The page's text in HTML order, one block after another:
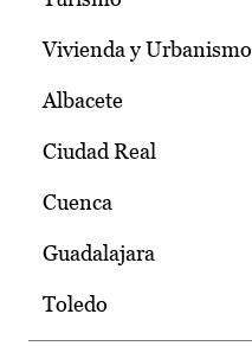
Vivienda y Urbanismo
Albacete
Ciudad Real
Cuenca
Guadalajara
Toledo